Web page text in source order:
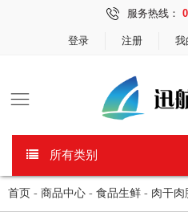
服务热线：
登录 注册 我
所有类别
首页 - 商品中心 - 食品生鲜 - 肉干肉